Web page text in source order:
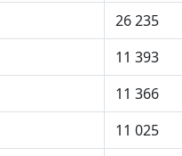
26 235
11 393
11 366
11 025